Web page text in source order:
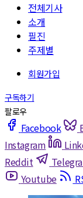
전체기사
소개
필진
주제별
Facebook
Instagram
Reddit
Youtube